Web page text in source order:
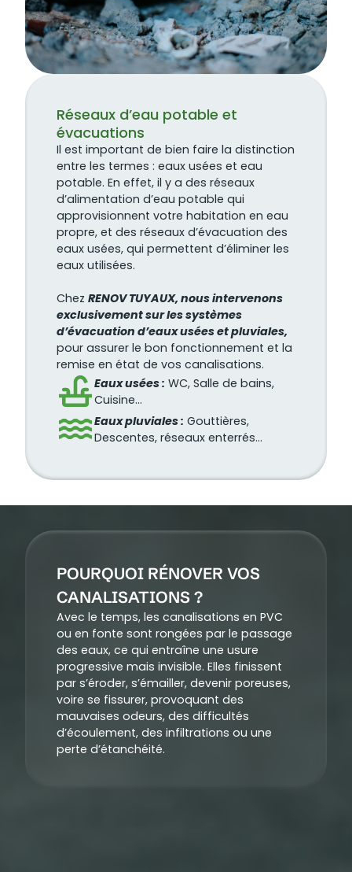
Réseaux d’eau potable et
évacuations
Il est important de bien faire la distinction
entre les termes : eaux usées et eau
potable. En effet, il y a des réseaux
d’alimentation d’eau potable qui
approvisionnent votre habitation en eau
propre, et des réseaux d’évacuation des
eaux usées, qui permettent d’éliminer les
eaux utilisées.
Chez RENOV TUYAUX, nous intervenons
exclusivement sur les systèmes
d’évacuation d’eaux usées et pluviales,
pour assurer le bon fonctionnement et la
remise en état de vos canalisations.
Eaux usées : WC, Salle de bains,
Cuisine…
Eaux pluviales : Gouttières,
Descentes, réseaux enterrés…
POURQUOI RÉNOVER VOS
CANALISATIONS ?
Avec le temps, les canalisations en PVC
ou en fonte sont rongées par le passage
des eaux, ce qui entraîne une usure
progressive mais invisible. Elles finissent
par s’éroder, s’émailler, devenir poreuses,
voire se fissurer, provoquant des
mauvaises odeurs, des difficultés
d’écoulement, des infiltrations ou une
perte d’étanchéité.